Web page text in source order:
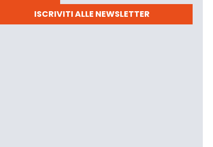
ISCRIVITI ALLE NEWSLETTER